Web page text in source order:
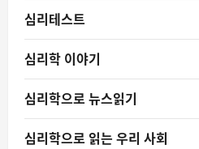
심리테스트
심리학 이야기
심리학으로 뉴스읽기
심리학으로 읽는 우리 사회